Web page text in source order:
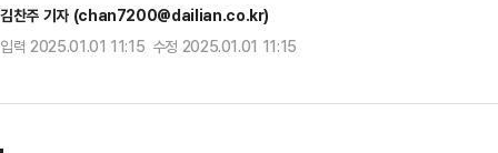
김찬주 기자 (chan7200@dailian.co.kr)
입력 2025.01.01 11:15 수정 2025.01.01 11:15